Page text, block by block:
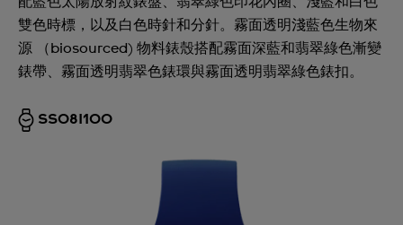
雙色時標，以及白色時針和分針。霧面透明淺藍色生物來
源 （biosourced) 物料錶殼搭配霧面深藍和翡翠綠色漸變
錶帶、霧面透明翡翠色錶環與霧面透明翡翠綠色錶扣。
SS08I100